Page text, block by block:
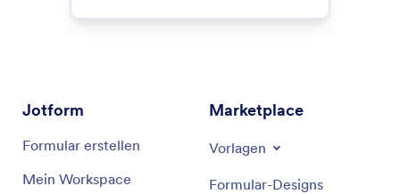
Jotform
Formular erstellen
Mein Workspace
Marketplace
Vorlagen
Formular-Designs